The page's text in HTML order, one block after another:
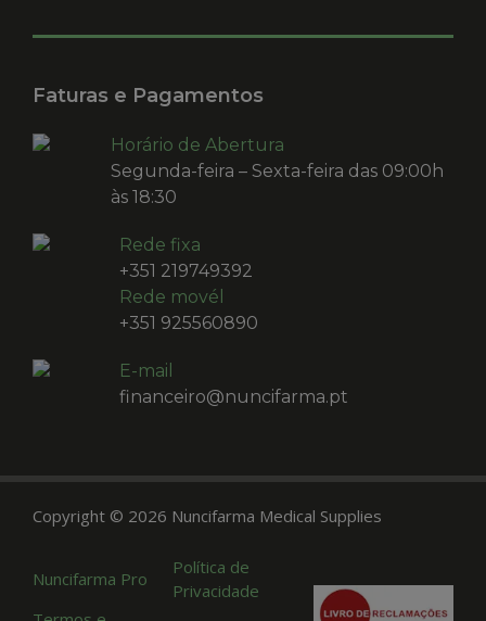
Faturas e Pagamentos
Horário de Abertura
Segunda-feira – Sexta-feira das 09:00h
às 18:30
Rede fixa
+351 219749392
Rede movél
+351 925560890
E-mail
financeiro@nuncifarma.pt
Nuncifarma Pro
Política de
Privacidade
Copyright © 2026 Nuncifarma Medical Supplies